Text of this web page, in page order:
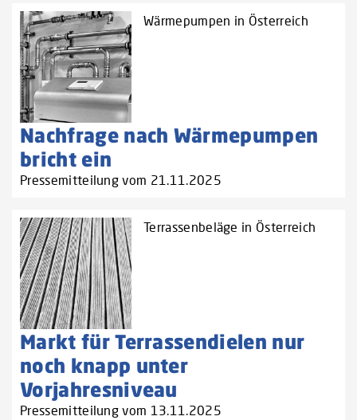
Wärmepumpen in Österreich
Nachfrage nach Wärmepumpen
bricht ein
Pressemitteilung vom 21.11.2025
Terrassenbeläge in Österreich
Markt für Terrassendielen nur
noch knapp unter
Vorjahresniveau
Pressemitteilung vom 13.11.2025